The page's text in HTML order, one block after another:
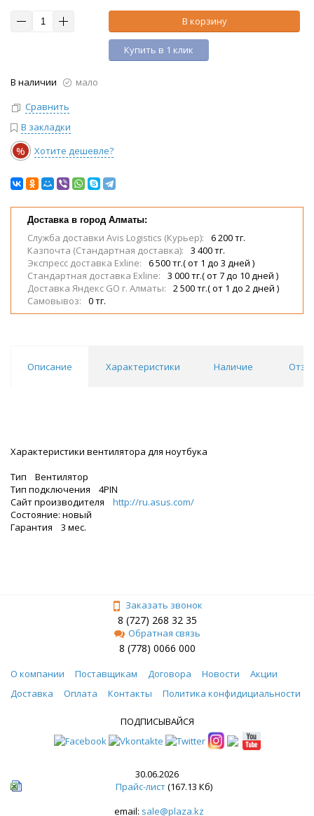
В корзину
Купить в 1 клик
В наличии
мало
Сравнить
В закладки
% Хотите дешевле?
Доставка в город Алматы:
Служба доставки Avis Logistics (Курьер):
6 200 тг.
Казпочта (Стандартная доставка):
3 400 тг.
Экспресс доставка Exline:
6 500 тг.( от 1 до 3 дней )
Стандартная доставка Exline:
3 000 тг.( от 7 до 10 дней )
Доставка Яндекс GO г. Алматы:
2 500 тг.( от 1 до 2 дней )
Самовывоз:
0 тг.
Описание Характеристики Наличие
Характеристики вентилятора для ноутбука
Тип Вентилятор
Тип подключения 4PIN
Сайт производителя http://ru.asus.com/
Состояние: новый
Гарантия 3 мес.
Заказать звонок
8 (727) 268 32 35
Обратная связь
8 (778) 0066 000
О компании Поставщикам Договора Новости
Акции
Доставка
Оплата Контакты Политика конфидициальности
ПОДПИСЫВАЙСЯ
30.06.2026
Прайс-лист(167.13 Кб)
email: sale@plaza.kz